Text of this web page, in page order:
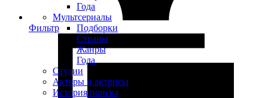
Года
Мультсериалы
Подборки
Страны
Жанры
Года
Студии
Актеры и актрисы
История поиска
Фильтр